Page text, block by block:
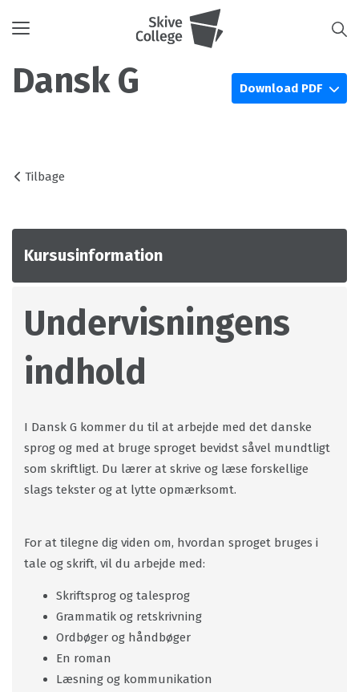
Toggle
Dansk G Download PDF
Tilbage
Kursusinformation
Undervisningens
indhold
I Dansk G kommer du til at arbejde med det danske
sprog og med at bruge sproget bevidst såvel mundtligt
som skriftligt. Du lærer at skrive og læse forskellige
slags tekster og at lytte opmærksomt.
For at tilegne dig viden om, hvordan sproget bruges i
tale og skrift, vil du arbejde med:
Skriftsprog og talesprog
Grammatik og retskrivning
Ordbøger og håndbøger
En roman
Læsning og kommunikation